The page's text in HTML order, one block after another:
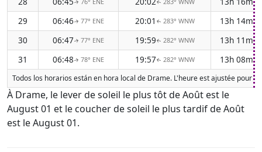
↑ ↑
29
06:46↑ 77° ENE 20:01 ↑ 283° WNW
13h 14m
30
06:47↑ 77° ENE 19:59↑ 282° WNW
13h 11m
31
06:48↑ 78° ENE 19:57↑ 282° WNW 13h 08m
Todos los horarios están en hora local de Drame. L'heure est ajustée pour
À Drame, le lever de soleil le plus tôt de Août est le
August 01 et le coucher de soleil le plus tardif de Août
est le August 01.